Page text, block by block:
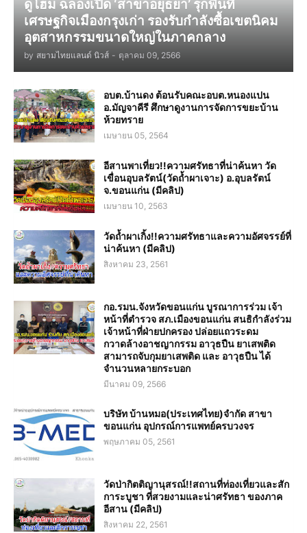
ดูโฮม ฉลองเปิด ‘สาขาอยุธยา’ รุกพื้นที่
เศรษฐกิจเมืองกรุงเก่า รองรับกำลังซื้อเขตนิคม
อุตสาหกรรมขนาดใหญ่ในภาคกลาง
by สยามไทยแลนด์ นิวส์ - ตุลาคม 09, 2566
อบต.บ้านดง ต้อนรับคณะอบต.หนองแปน
อ.มัญจาคีรี ศึกษาดูงานการจัดการขยะบ้าน
ห้วยทราย
เมษายน 05, 2564
อีสานพาเที่ยว!!ความศรัทธาที่น่าค้นหา วัด
เขื่อนอุบลรัตน์(วัดถ้ำผาเจาะ) อ.อุบลรัตน์
จ.ขอนแก่น (มีคลิป)
เมษายน 10, 2563
วัดถ้ำผาเกิ้ง!!ความศรัทธาและความอัศจรรย์ที่
น่าค้นหา (มีคลิป)
สิงหาคม 23, 2561
กอ.รมน.จังหวัดขอนแก่น บูรณาการร่วม เจ้า
หน้าที่ตำรวจ สภ.เมืองขอนแก่น สนธิกำลังร่วม
เจ้าหน้าที่ฝ่ายปกครอง ปล่อยแถวระดม
กวาดล้างอาชญากรรม อาวุธปืน ยาเสพติด
สามารถจับกุมยาเสพติด และ อาวุธปืน ได้
จำนวนหลายกระบอก
มีนาคม 09, 2566
บริษัท บ้านหมอ(ประเทศไทย)จำกัด สาขา
ขอนแก่น อุปกรณ์การแพทย์ครบวงจร
พฤษภาคม 05, 2561
วัดป่ากิตติญานุสรณ์!!สถานที่ท่องเที่ยวและสัก
การะบูชา ที่สวยงามและน่าศรัทธา ของภาค
อีสาน (มีคลิป)
สิงหาคม 22, 2561